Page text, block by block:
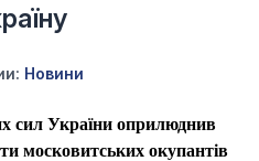
Новини
сил України оприлюднив
московитських окупантів